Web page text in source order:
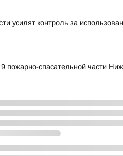
усилят контроль за
9 пожарно-спасательной части